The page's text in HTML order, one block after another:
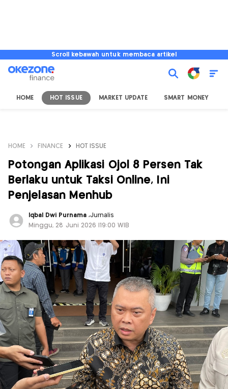
Scroll kebawah untuk membaca artikel
HOME HOT ISSUE MARKET UPDATE SMART MONEY
HOME FINANCE HOT ISSUE
Potongan Aplikasi Ojol 8 Persen Tak
Berlaku untuk Taksi Online, Ini
Penjelasan Menhub
Iqbal Dwi Purnama ,Jurnalis
Minggu, 28 Juni 2026 |19:00 WIB